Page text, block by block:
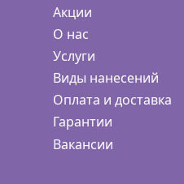
Акции
О нас
Услуги
Виды нанесений
Оплата и доставка
Гарантии
Вакансии